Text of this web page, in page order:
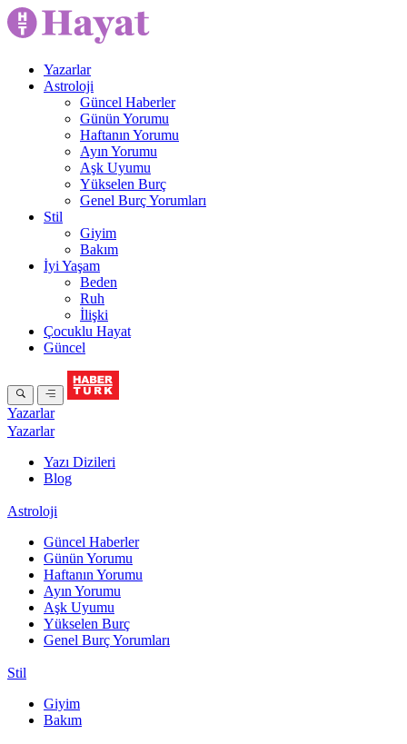
Yazarlar
Astroloji
Güncel Haberler
Günün Yorumu
Haftanın Yorumu
Ayın Yorumu
Aşk Uyumu
Yükselen Burç
Genel Burç Yorumları
Stil
Giyim
Bakım
İyi Yaşam
Beden
Ruh
İlişki
Çocuklu Hayat
Güncel
Yazarlar
Yazarlar
Yazı Dizileri
Blog
Astroloji
Güncel Haberler
Günün Yorumu
Haftanın Yorumu
Ayın Yorumu
Aşk Uyumu
Yükselen Burç
Genel Burç Yorumları
Stil
Giyim
Bakım